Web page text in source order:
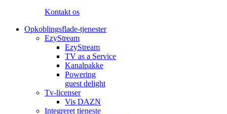
Kontakt os
Opkoblingsflade-tjenester
EzyStream
EzyStream
TV as a Service
Kanalpakke
Powering
guest delight
Tv-licenser
Vis DAZN
Integreret tjeneste